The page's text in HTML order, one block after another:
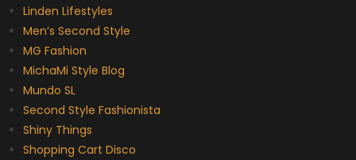
Linden Lifestyles
Men’s Second Style
MG Fashion
MichaMi Style Blog
Mundo SL
Second Style Fashionista
Shiny Things
Shopping Cart Disco